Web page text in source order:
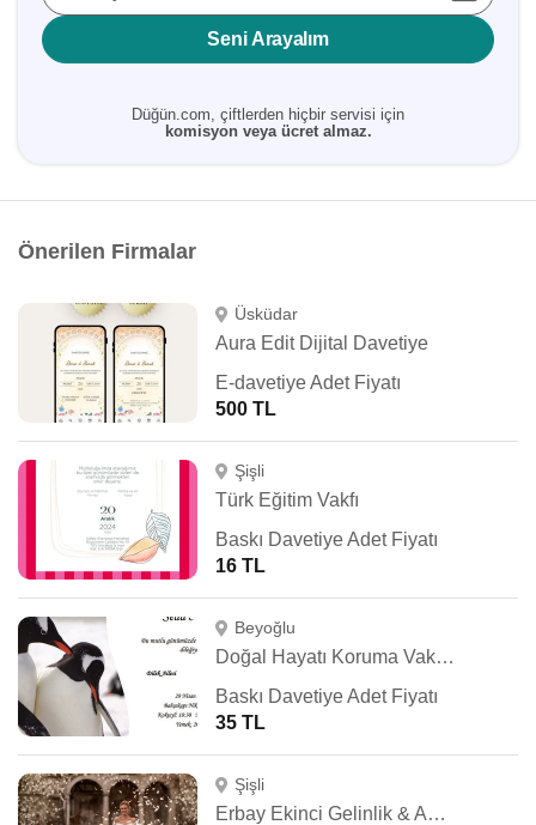
Seni Arayalım
Düğün.com, çiftlerden hiçbir servisi için
komisyon veya ücret almaz.
Önerilen Firmalar
Üsküdar
Aura Edit Dijital Davetiye
E-davetiye Adet Fiyatı
500 TL
Şişli
Türk Eğitim Vakfı
Baskı Davetiye Adet Fiyatı
16 TL
Beyoğlu
Doğal Hayatı Koruma Vakfı (WWF Türkiye)
Baskı Davetiye Adet Fiyatı
35 TL
Şişli
Erbay Ekinci Gelinlik & Abiye